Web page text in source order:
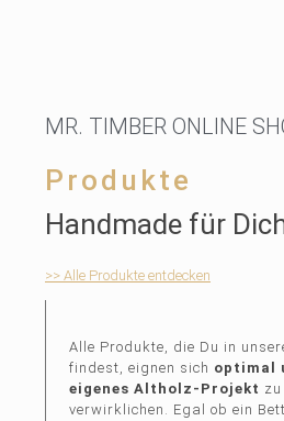
MR. TIMBER ONLINE
Produkte
Handmade für
>> Alle Produkte entdecken
Alle Produkte, die Du in
findest, eignen sich optimal
eigenes Altholz-Projekt zu
verwirklichen. Egal ob ein